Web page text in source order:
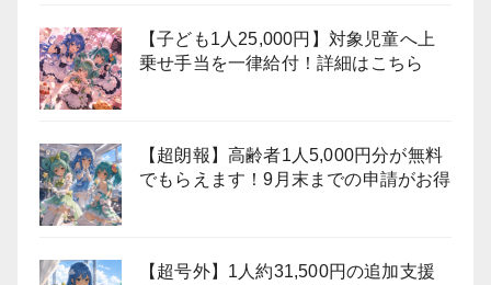
【子ども1人25,000円】対象児童へ上
乗せ手当を一律給付！詳細はこちら
【超朗報】高齢者1人5,000円分が無料
でもらえます！9月末までの申請がお得
【超号外】1人約31,500円の追加支援